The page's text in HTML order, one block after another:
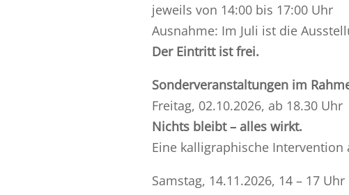
jeweils von 14:00 bis 17:00 Uhr
Ausnahme: Im Juli ist die
Der Eintritt ist frei.
Sonderveranstaltungen im
Freitag, 02.10.2026, ab 18.30 Uhr
Nichts bleibt – alles wirkt.
Eine kalligraphische
Samstag, 14.11.2026, 14 – 17 Uhr